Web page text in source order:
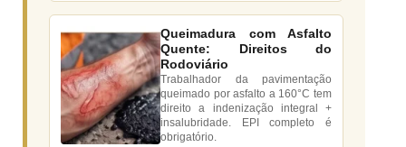
Queimadura com Asfalto
Quente: Direitos do
Rodoviário
Trabalhador da pavimentação
queimado por asfalto a 160°C tem
direito a indenização integral +
insalubridade. EPI completo é
obrigatório.